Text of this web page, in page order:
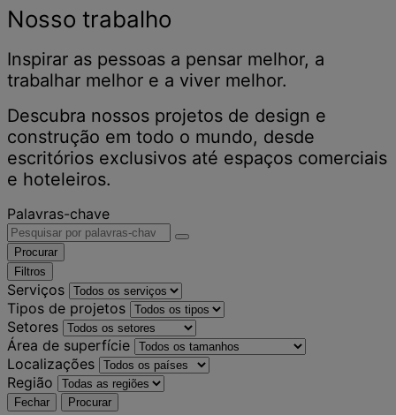
lugares,
notícias
e
insights
Nosso trabalho
Inspirar as pessoas a pensar melhor, a
trabalhar melhor e a viver melhor.
Descubra nossos projetos de design e
construção em todo o mundo, desde
escritórios exclusivos até espaços comerciais
e hoteleiros.
Palavras-chave
Procurar
Filtros
Serviços
Tipos de projetos
Setores
Área de superfície
Localizações
Região
Fechar Procurar